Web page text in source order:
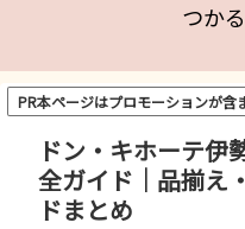
つか
PR本ページはプロモーションが含
ドン・キホーテ伊
全ガイド｜品揃え
ドまとめ